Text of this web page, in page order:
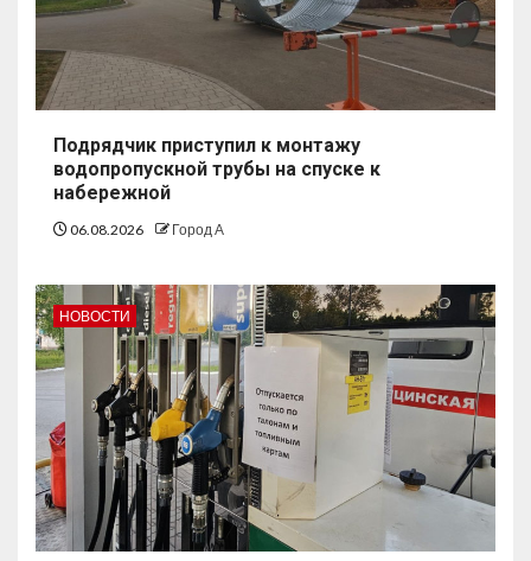
Подрядчик приступил к монтажу
водопропускной трубы на спуске к
набережной
06.08.2026 Город А
НОВОСТИ